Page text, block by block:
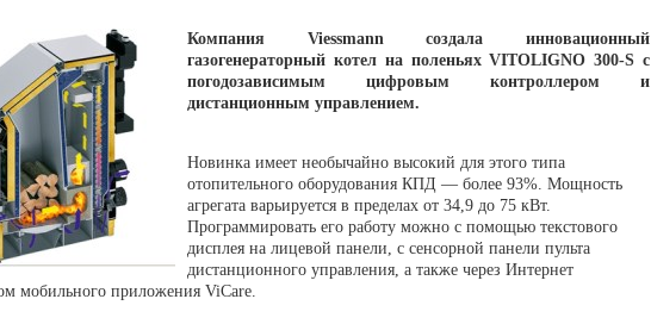
Компания Viessmann создала инновационный
газогенераторный котел на поленьях VITOLIGNO 300-S с
погодозависимым цифровым контроллером и
дистанционным управлением.
Новинка имеет необычайно высокий для этого типа
отопительного оборудования КПД — более 93%. Мощность
агрегата варьируется в пределах от 34,9 до 75 кВт.
Программировать его работу можно с помощью текстового
дисплея на лицевой панели, с сенсорной панели пульта
дистанционного управления, а также через Интернет
мобильного приложения ViCare.